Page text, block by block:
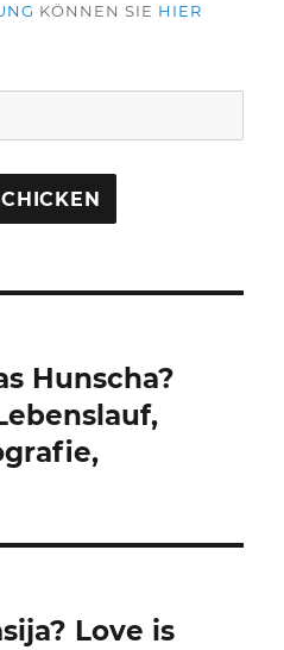
KÖNNEN SIE HIER
Hunscha?
Love is